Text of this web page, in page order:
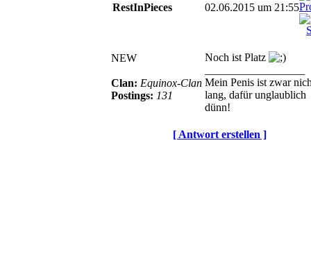
RestInPieces 02.06.2015 um 21:55
NEW
Clan: Equinox-Clan
Postings: 131
Noch ist Platz
Mein Penis ist zwar
lang, dafür unglaublich
dünn!
[ Antwort erstellen ]